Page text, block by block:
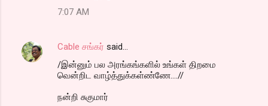
7:07 AM
Cable சங்கர் said…
/இன்னும் பல அரங்கங்களில் உங்கள் திறமை
வென்றிட வாழ்த்துக்கள்ண்ணே....//
நன்றி சுகுமார்